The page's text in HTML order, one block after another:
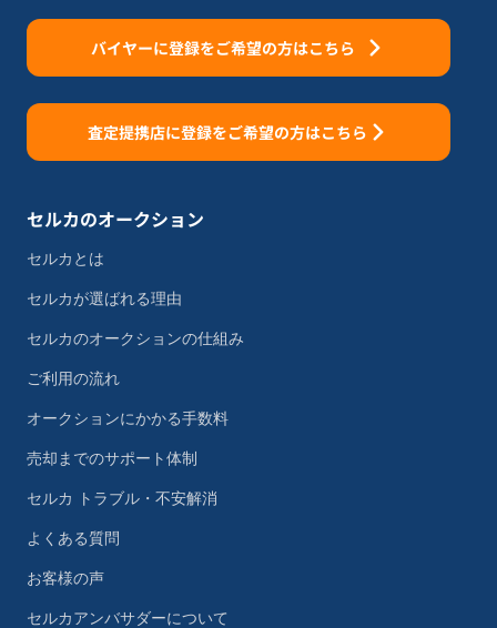
バイヤーに登録をご希望の方はこちら
査定提携店に登録をご希望の方はこちら
セルカのオークション
セルカとは
セルカが選ばれる理由
セルカのオークションの仕組み
ご利用の流れ
オークションにかかる手数料
売却までのサポート体制
セルカ トラブル・不安解消
よくある質問
お客様の声
セルカアンバサダーについて